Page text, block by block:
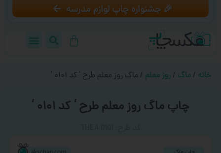
🎉 جشنواره چاپ لوازم مدرسه
خانه / ماگ / روز معلم / ماگ روز معلم طرح ‘ کد ۰۱۰۱ ‘
چاپ ماگ روز معلم طرح ‘ کد ۰۱۰۱ ‘